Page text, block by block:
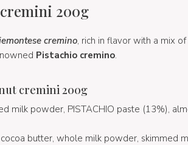
200g
cremino, rich in flavor with a mix
Pistachio cremino.
cremini 200g
milk powder, PISTACHIO paste (13%),
cocoa butter, whole milk powder, skimmed